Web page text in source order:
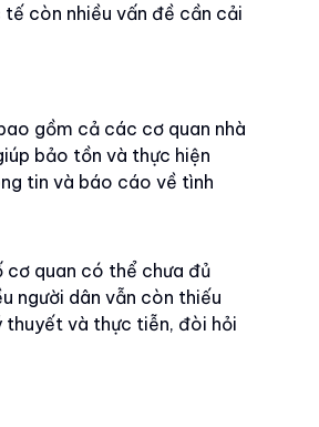
tế còn nhiều vấn đề cần cải
gồm cả các cơ quan nhà
bảo tồn và thực hiện
tin và báo cáo về tình
cơ quan có thể chưa đủ
người dân vẫn còn thiếu
thuyết và thực tiễn, đòi hỏi